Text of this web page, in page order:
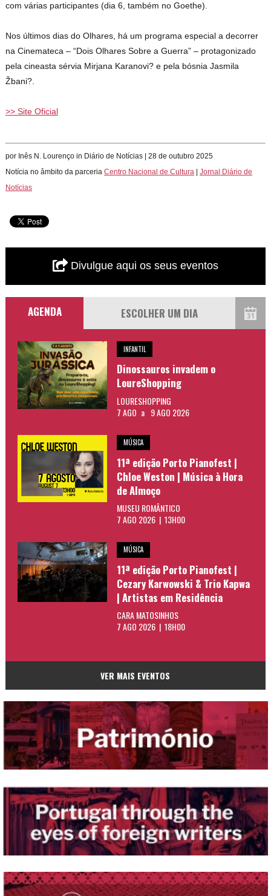
com várias participantes (dia 6, também no Goethe).
Nos últimos dias do Olhares, há um programa especial a decorrer
na Cinemateca – “Dois Olhares Sobre a Guerra” – protagonizado
pela cineasta sérvia Mirjana Karanovi? e pela bósnia Jasmila
Žbani?.
>> Site Oficial
por Inês N. Lourenço in Diário de Notícias | 28 de outubro 2025
Notícia no âmbito da parceriaCentro Nacional de Cultura |Jornal Diário de
Notícias
Divulgue aqui os seus eventos
AGENDA
INFANTIL
Dinossauros invadem o
LoureShopping
LOURESHOPPING
7 AGO a 9 AGO 2026
MÚSICA
11ª edição Porto Pianofest |
Chloe Weston | Música à Hora
de Almoço
MUSEU ROMÂNTICO
7 AGO 2026 | 13H00
MÚSICA
11ª edição Porto Pianofest |
Cezary Karwowski & Trio Kapwa
| Artistas em Residência
CARA MATOSINHOS
7 AGO 2026 | 18H00
VER MAIS EVENTOS